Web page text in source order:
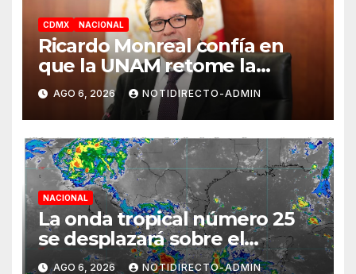
CDMX NACIONAL
Ricardo Monreal confía en
que la UNAM retome la
normalidad e inicie el
semestre mediante el diálogo
AGO 6, 2026 NOTIDIRECTO-ADMIN
NACIONAL
La onda tropical número 25
se desplazará sobre el
sureste mexicano
AGO 6, 2026 NOTIDIRECTO-ADMIN